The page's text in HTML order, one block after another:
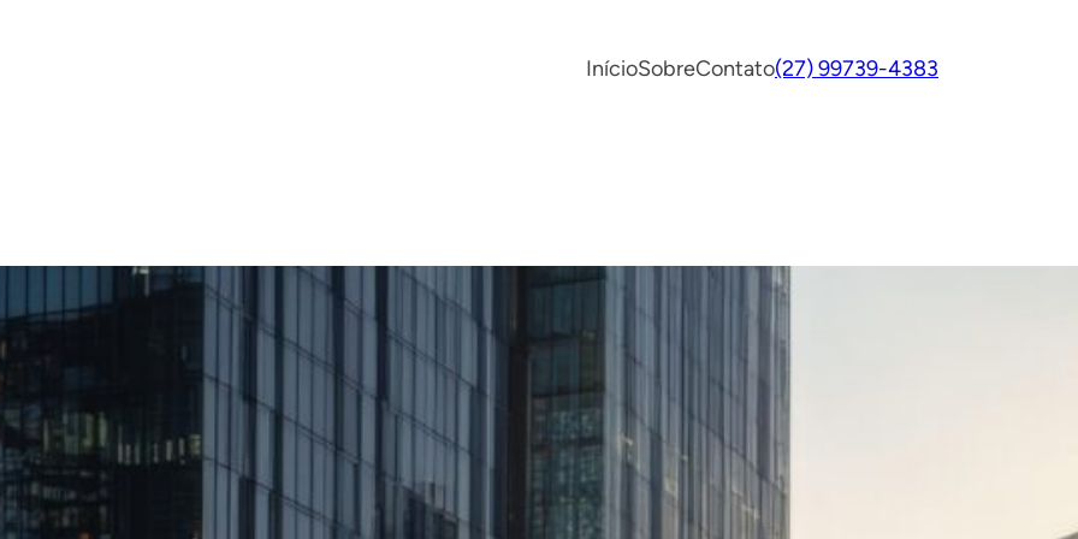
InícioSobreContato(27) 99739-4383